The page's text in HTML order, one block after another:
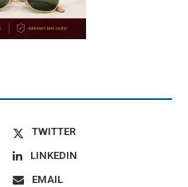
TWITTER
LINKEDIN
EMAIL